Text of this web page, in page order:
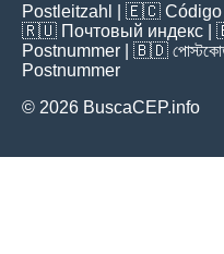
Postleitzahl
| 🇪🇨 Código
🇷🇺 Почтовый индекс |
Postnummer | 🇧🇩
Postnummer
© 2026 BuscaCEP.info